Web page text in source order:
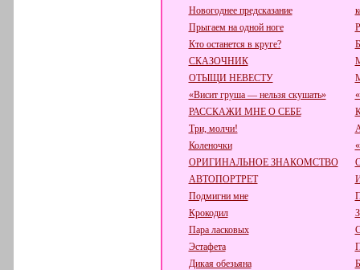
Новогоднее предсказание
Прыгаем на одной ноге
Кто останется в круге?
СКАЗОЧНИК
ОТЫЩИ НЕВЕСТУ
«Висит груша — нельзя скушать»
РАССКАЖИ МНЕ О СЕБЕ
Три, молчи!
Коленочки
ОРИГИНАЛЬНОЕ ЗНАКОМСТВО
АВТОПОРТРЕТ
Подмигни мне
Крокодил
Пара ласковых
Эстафета
Дикая обезьяна